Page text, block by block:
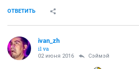
ОТВЕТИТЬ
ivаn_zh
il va
02 июня 2016 Сэймэй